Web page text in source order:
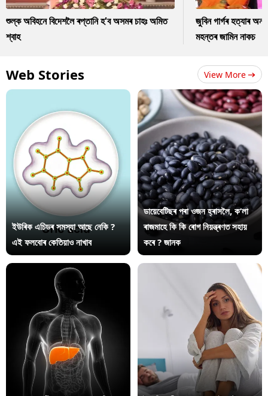
শুল্ক অবিহনে বিদেশলৈ ৰপ্তানি হ'ব অসমৰ চাহঃ অমিত
শ্বাহ
জুবিন গাৰ্গৰ হত্যাৰ
মহন্তৰ জামিন নাকচ
Web Stories View More
ইউৰিক এচিডৰ সমস্যা আছে নেকি ?
এই ফলবোৰ কেতিয়াও নাখাব
ডায়েবেটিছৰ পৰা ওজন হ্ৰাসলৈ, ক’লা
ৰাজমাহে কি কি ৰোগ নিয়ন্ত্ৰণত সহায়
কৰে ? জানক